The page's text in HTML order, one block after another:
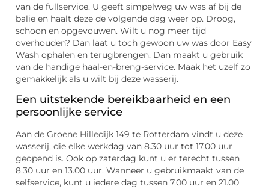
van de fullservice. U geeft simpelweg uw was af bij de
balie en haalt deze de volgende dag weer op. Droog,
schoon en opgevouwen. Wilt u nog meer tijd
overhouden? Dan laat u toch gewoon uw was door Easy
Wash ophalen en terugbrengen. Dan maakt u gebruik
van de handige haal-en-breng-service. Maak het uzelf zo
gemakkelijk als u wilt bij deze wasserij.
Een uitstekende bereikbaarheid en een
persoonlijke service
Aan de Groene Hilledijk 149 te Rotterdam vindt u deze
wasserij, die elke werkdag van 8.30 uur tot 17.00 uur
geopend is. Ook op zaterdag kunt u er terecht tussen
8.30 uur en 13.00 uur. Wanneer u gebruikmaakt van de
selfservice, kunt u iedere dag tussen 7.00 uur en 21.00